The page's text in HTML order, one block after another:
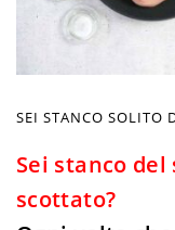
SEI STANCO SOLITO
Sei stanco
scottato?